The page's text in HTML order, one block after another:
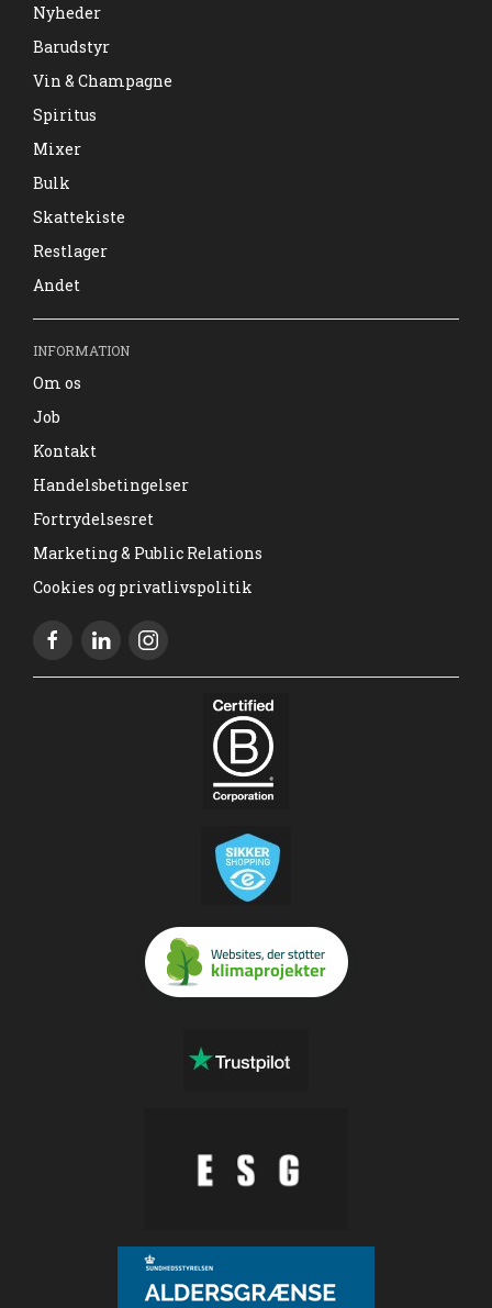
Nyheder
Barudstyr
Vin & Champagne
Spiritus
Mixer
Bulk
Skattekiste
Restlager
Andet
INFORMATION
Om os
Job
Kontakt
Handelsbetingelser
Fortrydelsesret
Marketing & Public Relations
Cookies og privatlivspolitik